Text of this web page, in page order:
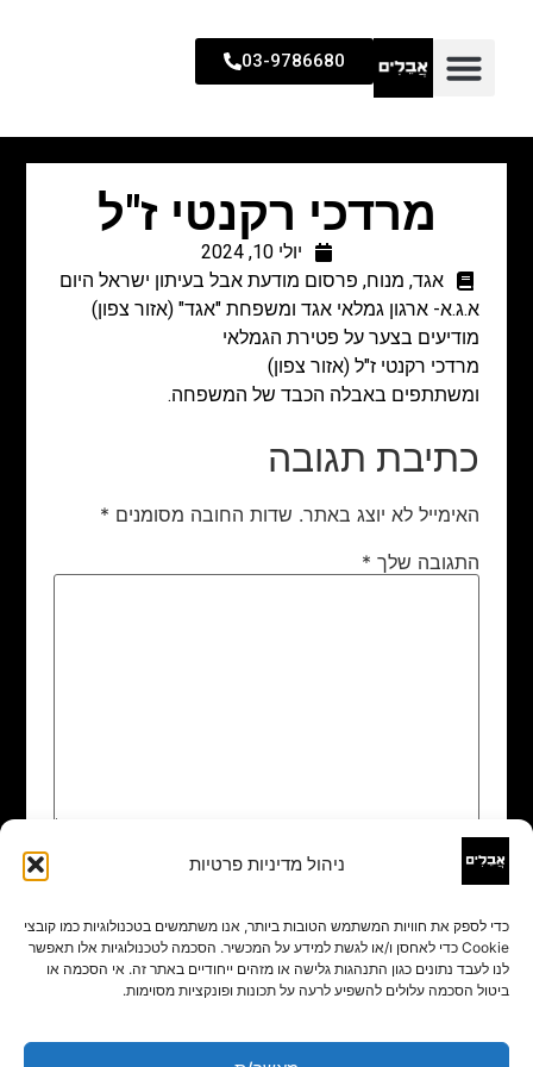
ניהול מדיניות פרטיות
כדי לספק את חוויות המשתמש הטובות ביותר, אנו משתמשים בטכנולוגיות כמו קובצי
Cookie כדי לאחסן ו/או לגשת למידע על המכשיר. הסכמה לטכנולוגיות אלו תאפשר
לנו לעבד נתונים כגון התנהגות גלישה או מזהים ייחודיים באתר זה. אי הסכמה או
ביטול הסכמה עלולים להשפיע לרעה על תכונות ופונקציות מסוימות.
03-9786680
מרדכי רקנטי ז"ל
יולי 10, 2024
אגד, מנוח, פרסום מודעת אבל בעיתון ישראל היום
א.ג.א- ארגון גמלאי אגד ומשפחת "אגד" (אזור צפון)
מודיעים בצער על פטירת הגמלאי
מרדכי רקנטי ז"ל (אזור צפון)
ומשתתפים באבלה הכבד של המשפחה.
כתיבת תגובה
האימייל לא יוצג באתר. שדות החובה מסומנים *
התגובה שלך *
שם
אימייל*